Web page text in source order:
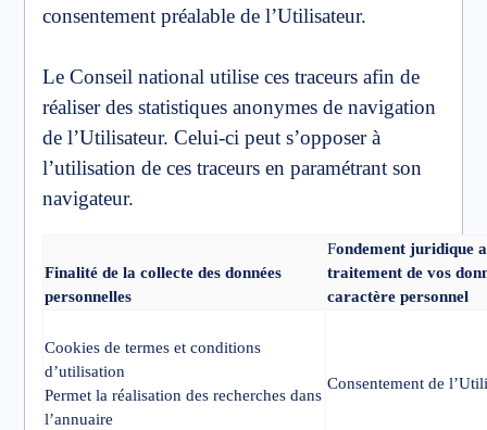
consentement préalable de l’Utilisateur.
Le Conseil national utilise ces traceurs afin de
réaliser des statistiques anonymes de navigation
de l’Utilisateur. Celui-ci peut s’opposer à
l’utilisation de ces traceurs en paramétrant son
navigateur.
Finalité de la collecte des données
personnelles
Fondement juridique
traitement de vos
caractère personnel
Cookies de termes et conditions
d’utilisation
Permet la réalisation des recherches dans
l’annuaire
Consentement de